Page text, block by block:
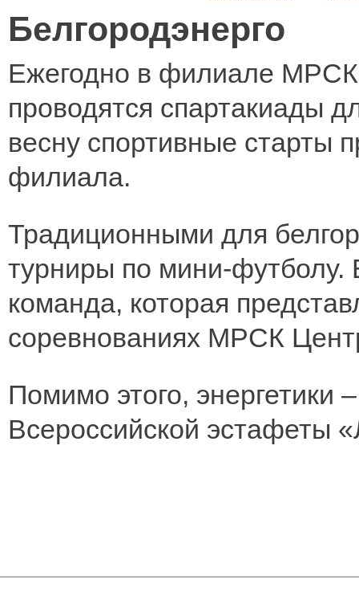
Белгородэнерго
Ежегодно в филиале МРСК
проводятся спартакиады
весну спортивные старты
филиала.
Традиционными для
турниры по мини-футболу.
команда, которая
соревнованиях МРСК
Помимо этого, энергетики
Всероссийской эстафеты